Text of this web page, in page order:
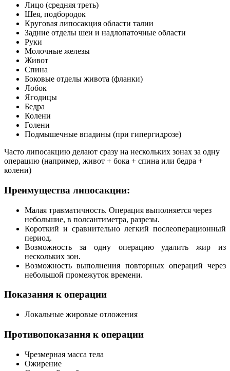
Лицо (средняя треть)
Шея, подбородок
Круговая липосакция области талии
Задние отделы шеи и надлопаточные области
Руки
Молочные железы
Живот
Спина
Боковые отделы живота (фланки)
Лобок
Ягодицы
Бедра
Колени
Голени
Подмышечные впадины (при гипергидрозе)
Часто липосакцию делают сразу на нескольких зонах за одну
операцию (например, живот + бока + спина или бедра +
колени)
Преимущества липосакции:
Малая травматичность. Операция выполняется через
небольшие, в полсантиметра, разрезы.
Короткий и сравнительно легкий послеоперационный
период.
Возможность за одну операцию удалить жир из
нескольких зон.
Возможность выполнения повторных операций через
небольшой промежуток времени.
Показания к операции
Локальные жировые отложения
Противопоказания к операции
Чрезмерная масса тела
Ожирение